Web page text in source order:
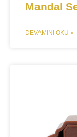
Mandal
DEVAMINI OKU »